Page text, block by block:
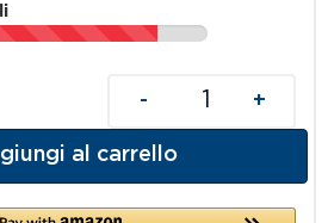
- +
al carrello